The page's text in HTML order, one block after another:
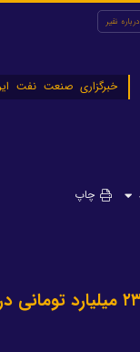
درباره نفیر
خبرگزاری صنعت نفت
چاپ